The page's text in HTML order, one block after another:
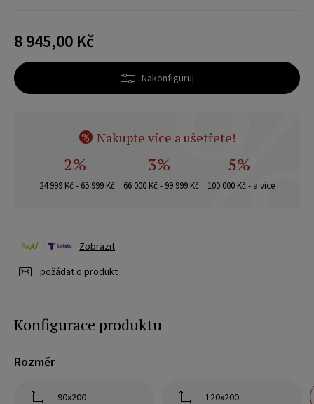
8 945,00 Kč
Nakonfiguruj
% Nakupte více a ušetřete!
2%
24 999 Kč - 65 999 Kč
3%
66 000 Kč - 99 999 Kč
5%
100 000 Kč - a více
požádat o produkt
Zobrazit
Konfigurace produktu
Rozměr
90x200 120x200